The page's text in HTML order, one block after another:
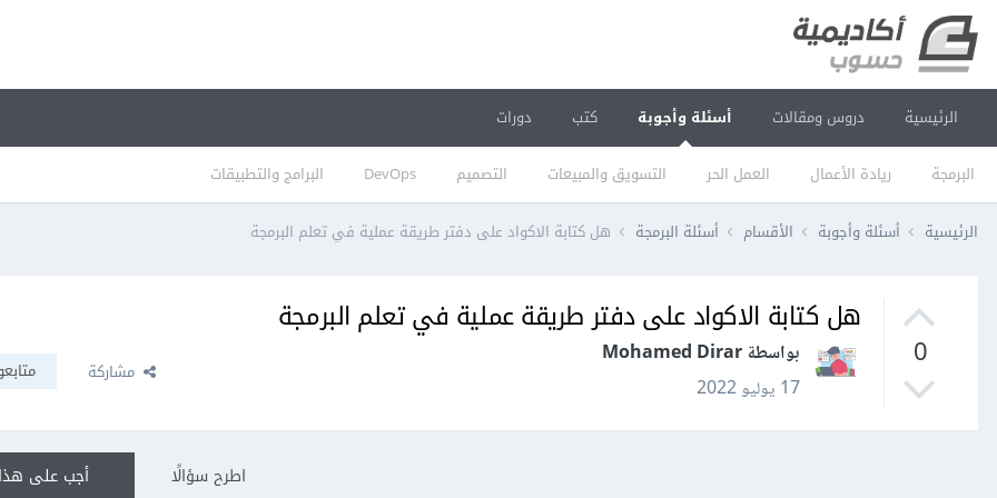
الرئيسية دروس ومقالات أسئلة وأجوبة
البرمجة ريادة الأعمال العمل الحر التسويق والمبيعات التصميم DevOps البرامج والتطبيقات
كتب دورات
الرئيسية أسئلة وأجوبة الأقسام أسئلة البرمجة هل كتابة الاكواد على دفتر طريقة عملية في تعلم البرمجة
0
هل كتابة الاكواد على دفتر طريقة عملية في تعلم البرمجة
بواسطة Mohamed Dirar
17 يوليو 2022
مشاركة
أجب على اطرح سؤالًا